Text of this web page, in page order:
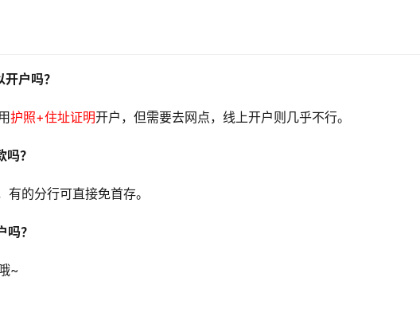
户吗？
护照+住址证明开户，但需要去网点，线上开户则几乎不行。
？
有的分行可直接免首存。
？
~